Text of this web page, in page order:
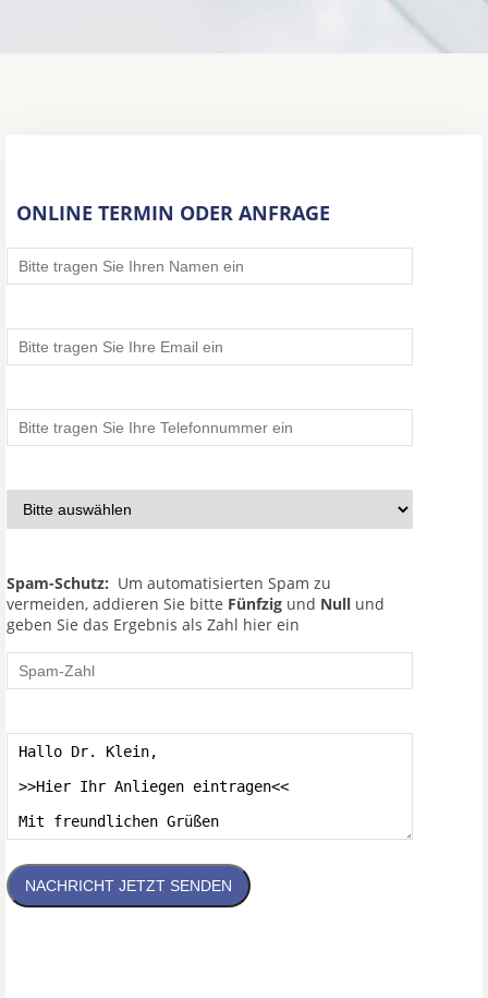
ONLINE TERMIN ODER ANFRAGE
Spam-Schutz: Um automatisierten Spam zu
vermeiden, addieren Sie bitte Fünfzig und Null und
geben Sie das Ergebnis als Zahl hier ein
NACHRICHT JETZT SENDEN